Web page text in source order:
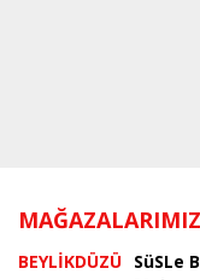
MAĞAZALARIMIZ
BEYLİKDÜZÜ SüSLe